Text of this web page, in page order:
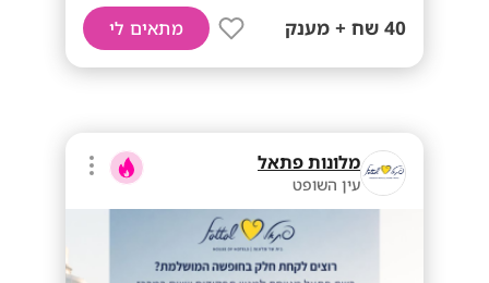
40 שח + מענק מתאים לי
מלונות פתאל
עין השופט